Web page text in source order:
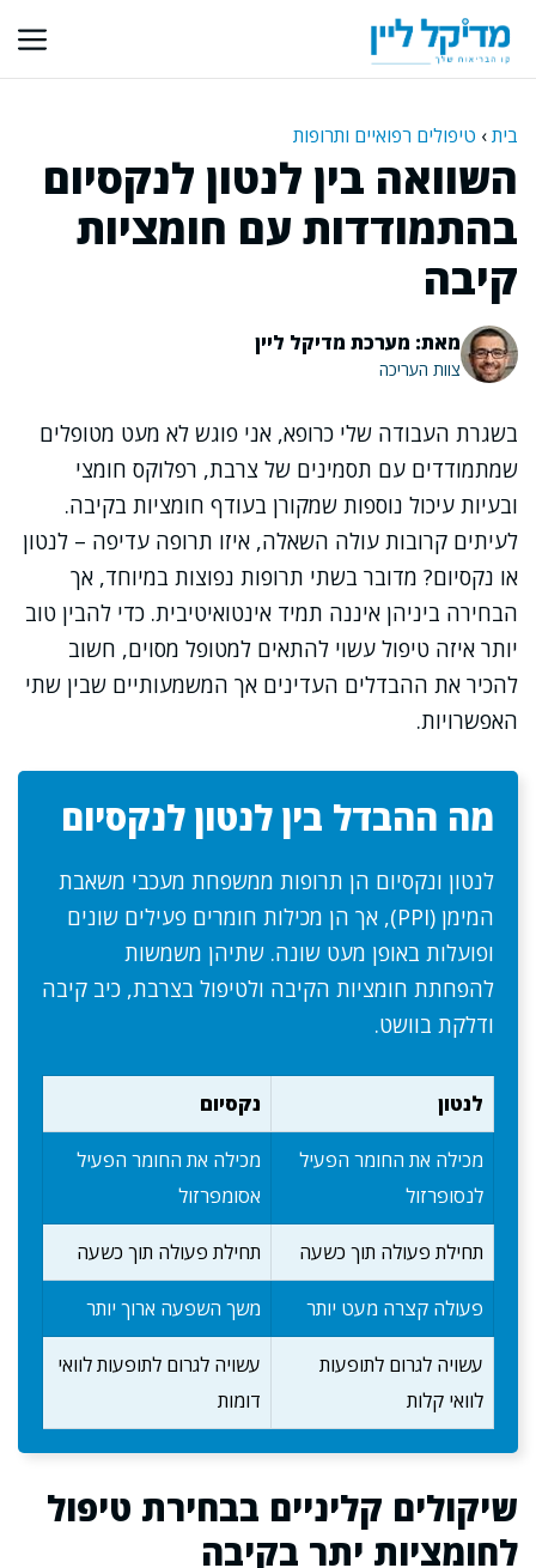
לתוכן
בית› טיפולים רפואיים ותרופות
השוואה בין לנטון לנקסיום
בהתמודדות עם חומציות
קיבה
מאת: מערכת מדיקל ליין
צוות העריכה
בשגרת העבודה שלי כרופא, אני פוגש לא מעט מטופלים
שמתמודדים עם תסמינים של צרבת, רפלוקס חומצי
ובעיות עיכול נוספות שמקורן בעודף חומציות בקיבה.
לעיתים קרובות עולה השאלה, איזו תרופה עדיפה – לנטון
או נקסיום? מדובר בשתי תרופות נפוצות במיוחד, אך
הבחירה ביניהן איננה תמיד אינטואיטיבית. כדי להבין טוב
יותר איזה טיפול עשוי להתאים למטופל מסוים, חשוב
להכיר את ההבדלים העדינים אך המשמעותיים שבין שתי
האפשרויות.
מה ההבדל בין לנטון לנקסיום
לנטון ונקסיום הן תרופות ממשפחת מעכבי משאבת
המימן (PPI), אך הן מכילות חומרים פעילים שונים
ופועלות באופן מעט שונה. שתיהן משמשות
להפחתת חומציות הקיבה ולטיפול בצרבת, כיב קיבה
ודלקת בוושט.
לנטון נקסיום
מכילה את החומר הפעיל
לנסופרזול
מכילה את החומר הפעיל
אסומפרזול
תחילת פעולה תוך כשעה תחילת פעולה תוך כשעה
פעולה קצרה מעט יותר משך השפעה ארוך יותר
עשויה לגרום לתופעות
לוואי קלות
עשויה לגרום לתופעות לוואי
דומות
שיקולים קליניים בבחירת טיפול
לחומציות יתר בקיבה